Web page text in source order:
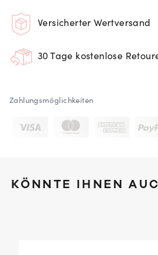
Versicherter Wertversand
30 Tage kostenlose
Zahlungsmöglichkeiten
KÖNNTE IHNEN